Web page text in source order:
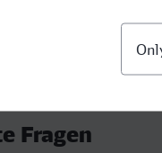
Fragen